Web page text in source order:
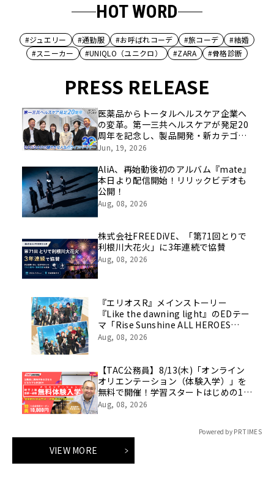
HOT WORD
#ジュエリー #通勤服 #お呼ばれコーデ #旅コーデ
#結婚
#スニーカー
#UNIQLO（ユニクロ） #ZARA #骨格診断
PRESS RELEASE
医薬品からトータルヘルスケア企業へ
の変革。第一三共ヘルスケアが発足20
周年を記念し、製品開発・新カテゴリ
挑戦の舞台や旧社統合時のエピソード
像を公開！
Jun, 19, 2026
AliA、再始動後初のアルバム『mate』
本日より配信開始！リリックビデオも
公開！
Aug, 08, 2026
株式会社FREEDiVE、「第71回とりで
利根川大花火」に3年連続で協賛
Aug, 08, 2026
『エリオスR』メインストーリー
『Like the dawning light』のEDテー
マ「Rise Sunshine ALL HEROES
Ver.」がフルサイズ配信決定！
Aug, 08, 2026
【TAC公務員】8/13(木)「オンライン
オリエンテーション（体験入学）」を
無料で開催！学習スタートはじめの1
歩！
Aug, 08, 2026
Powered by PR TIMES
VIEW MORE